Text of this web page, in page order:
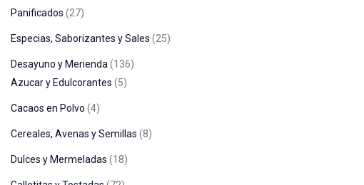
Panificados 27
Especias, Saborizantes y Sales 25
Desayuno y Merienda
136
Azucar y Edulcorantes
5
Cacaos en Polvo 4
Cereales, Avenas y Semillas 8
Dulces y Mermeladas 18